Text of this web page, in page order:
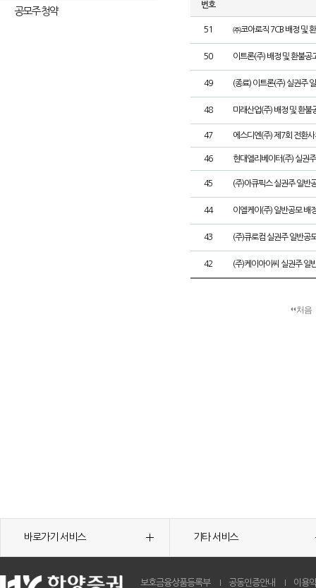
공모주 청약
번호
51 ㈜코아로직 7CB 배정 및
50 이트론(주) 배정 및 환불공
49 (종료) 이트론(주) 실권주
48 미래산업(주) 배정 및 환불
47 에스디엔(주) 제7회 전환
46 현대엘리베이터(주) 실권
45 (주)아큐픽스 실권주 일반
44 이엘케이(주) 일반공모 배
43 (주)큐로컴 실권주 일반공
42 (주)케이아이씨 실권주 일
처음
바로가기 서비스 기타 서비스
보호금융상품등록부 공동인증안내 이용